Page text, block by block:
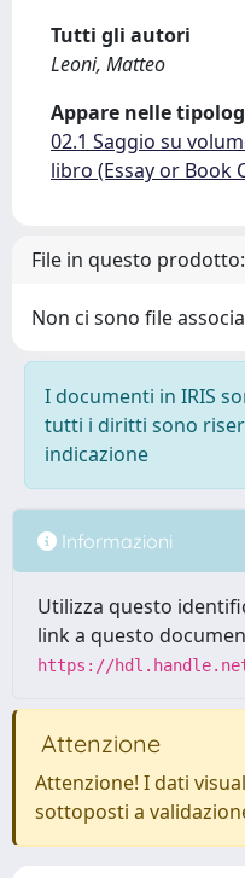
Tutti gli autori
Leoni, Matteo
Appare nelle
02.1 Saggio su
libro (Essay or Book
File in questo prodotto:
Non ci sono file
I documenti in IRIS
tutti i diritti sono
indicazione
Informazioni
Utilizza questo
link a questo
https://
Attenzione
Attenzione! I dati
sottoposti a